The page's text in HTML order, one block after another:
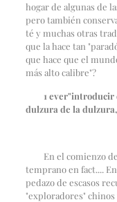
hogar de algunas de
pero también
té y muchas otras
que la hace tan
que hace que el
más alto calibre"?
1 ever"introducir
dulzura de la
En el comienzo
temprano en fact....
pedazo de escasos
"exploradores" chinos